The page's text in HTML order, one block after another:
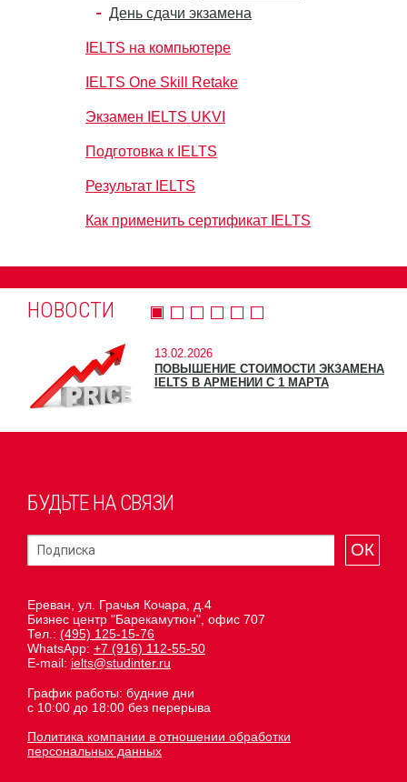
День сдачи экзамена
IELTS на компьютере
IELTS One Skill Retake
Экзамен IELTS UKVI
Подготовка к IELTS
Результат IELTS
Как применить сертификат IELTS
НОВОСТИ
13.02.2026
ПОВЫШЕНИЕ СТОИМОСТИ ЭКЗАМЕНА
IELTS В АРМЕНИИ С 1 МАРТА
БУДЬТЕ НА СВЯЗИ
ОК
Ереван, ул. Грачья Кочара, д.4
Бизнес центр "Барекамутюн", офис 707
Тел.: (495) 125-15-76
WhatsApp: +7 (916) 112-55-50
E-mail: ielts@studinter.ru
График работы: будние дни
с 10:00 до 18:00 без перерыва
Политика компании в отношении обработки
персональных данных